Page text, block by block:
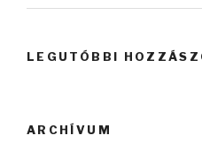
LEGUTÓBBI
ARCHÍVUM